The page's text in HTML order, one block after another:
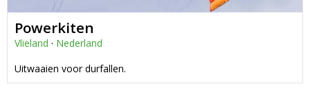
Powerkiten
Vlieland · Nederland
Uitwaaien voor durfallen.